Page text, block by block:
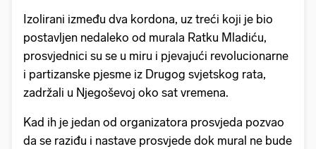
Izolirani između dva kordona, uz treći koji je bio
postavljen nedaleko od murala Ratku Mladiću,
prosvjednici su se u miru i pjevajući revolucionarne
i partizanske pjesme iz Drugog svjetskog rata,
zadržali u Njegoševoj oko sat vremena.
Kad ih je jedan od organizatora prosvjeda pozvao
da se raziđu i nastave prosvjede dok mural ne bude